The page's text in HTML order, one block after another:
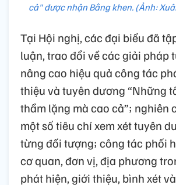
cả" được nhận Bằng khen. (Ảnh:
Tại Hội nghị, các đại biểu đã
luận, trao đổi về các giải pháp
nâng cao hiệu quả công tác
thiệu và tuyên dương “Những
thầm lặng mà cao cả”; nghiên
một số tiêu chí xem xét tuyên
từng đối tượng; công tác phối
cơ quan, đơn vị, địa phương
phát hiện, giới thiệu, bình xét